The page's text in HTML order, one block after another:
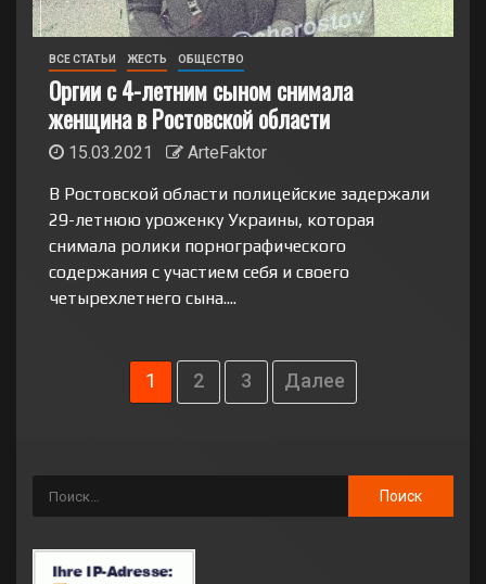
ВСЕ СТАТЬИ ЖЕСТЬ ОБЩЕСТВО
Оргии с 4-летним сыном снимала
женщина в Ростовской области
15.03.2021
ArteFaktor
В Ростовской области полицейские задержали
29-летнюю уроженку Украины, которая
снимала ролики порнографического
содержания с участием себя и своего
четырехлетнего сына....
1 2 3 Далее